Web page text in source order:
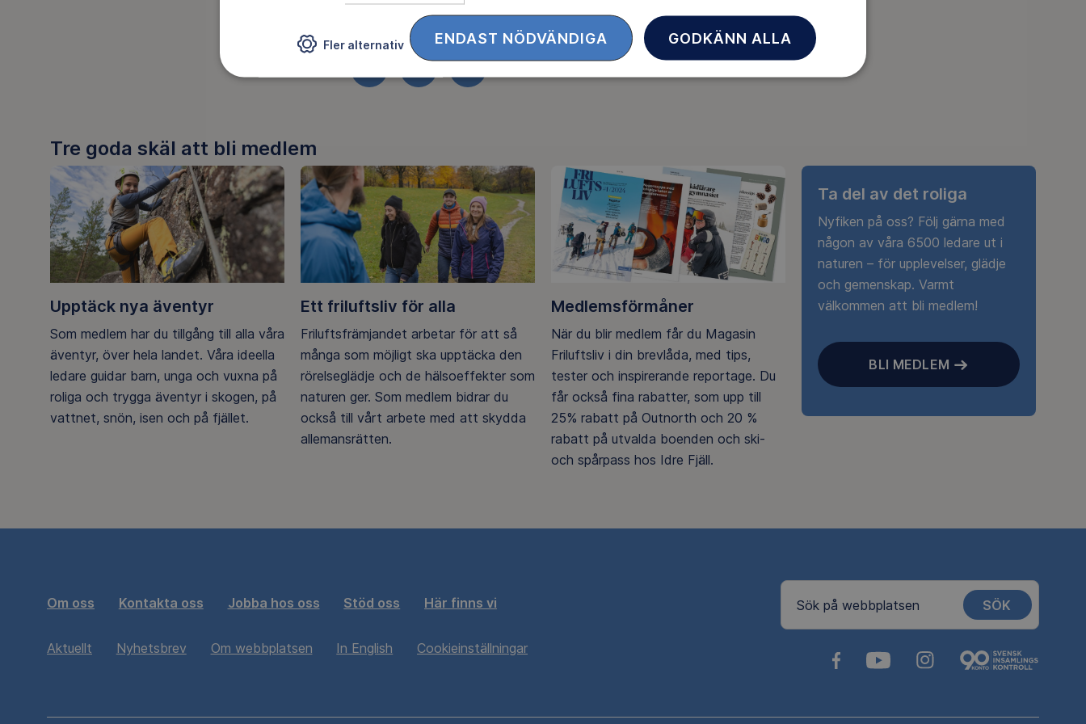
, generalsekreterare Friluftsfrämjandet
FACEBOOKTWITTERLINKEDIN
Tre goda skäl att bli medlem
Upptäck nya äventyr
Som medlem har du tillgång till alla våra
äventyr, över hela landet. Våra ideella
ledare guidar barn, unga och vuxna på
roliga och trygga äventyr i skogen, på
vattnet, snön, isen och på fjället.
Ett friluftsliv för alla
Friluftsfrämjandet arbetar för att så
många som möjligt ska upptäcka den
rörelseglädje och de hälsoeffekter som
naturen ger. Som medlem bidrar du
också till vårt arbete med att skydda
allemansrätten.
Medlemsförmåner
När du blir medlem får du Magasin
Friluftsliv i din brevlåda, med tips,
tester och inspirerande reportage. Du
får också fina rabatter, som upp till
25% rabatt på Outnorth och 20 %
rabatt på utvalda boenden och ski-
och spårpass hos Idre Fjäll.
Ta del av det roliga
Nyfiken på oss? Följ gärna med
någon av våra 6500 ledare ut i
naturen – för upplevelser, glädje
och gemenskap. Varmt
välkommen att bli medlem!
BLI MEDLEM
Om oss Kontakta oss Jobba hos oss Stöd oss Här finns vi
Aktuellt Nyhetsbrev Om webbplatsen In English Cookieinställningar
Sök på webbplatsen SÖK
GODKÄNN ALLA
ENDAST NÖDVÄNDIGA
Fler alternativ